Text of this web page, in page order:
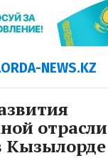
NEWS.KZ
отрасли
Кызылорде